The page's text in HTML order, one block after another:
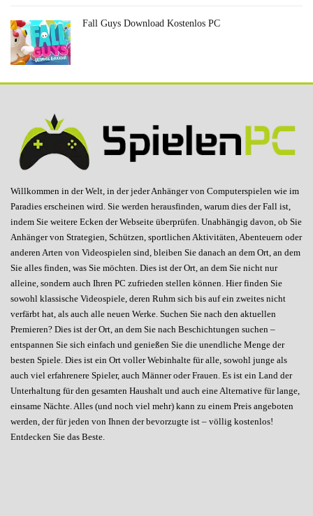
Fall Guys Download Kostenlos PC
Willkommen in der Welt, in der jeder Anhänger von Computerspielen wie im
Paradies erscheinen wird. Sie werden herausfinden, warum dies der Fall ist,
indem Sie weitere Ecken der Webseite überprüfen. Unabhängig davon, ob Sie
Anhänger von Strategien, Schützen, sportlichen Aktivitäten, Abenteuern oder
anderen Arten von Videospielen sind, bleiben Sie danach an dem Ort, an dem
Sie alles finden, was Sie möchten. Dies ist der Ort, an dem Sie nicht nur
alleine, sondern auch Ihren PC zufrieden stellen können. Hier finden Sie
sowohl klassische Videospiele, deren Ruhm sich bis auf ein zweites nicht
verfärbt hat, als auch alle neuen Werke. Suchen Sie nach den aktuellen
Premieren? Dies ist der Ort, an dem Sie nach Beschichtungen suchen –
entspannen Sie sich einfach und genießen Sie die unendliche Menge der
besten Spiele. Dies ist ein Ort voller Webinhalte für alle, sowohl junge als
auch viel erfahrenere Spieler, auch Männer oder Frauen. Es ist ein Land der
Unterhaltung für den gesamten Haushalt und auch eine Alternative für lange,
einsame Nächte. Alles (und noch viel mehr) kann zu einem Preis angeboten
werden, der für jeden von Ihnen der bevorzugte ist – völlig kostenlos!
Entdecken Sie das Beste.